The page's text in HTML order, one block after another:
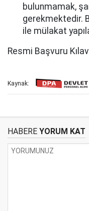
bulunmamak,
gerekmektedir.
ile mülakat
Resmi Başvuru
Kaynak:
HABERE YORUM KAT